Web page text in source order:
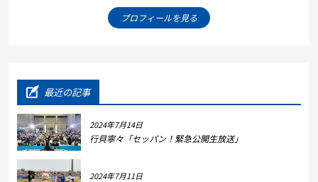
プロフィールを見る
最近の記事
2024年7月14日
行貝寧々「セッパン！緊急公開生放送」
2024年7月11日